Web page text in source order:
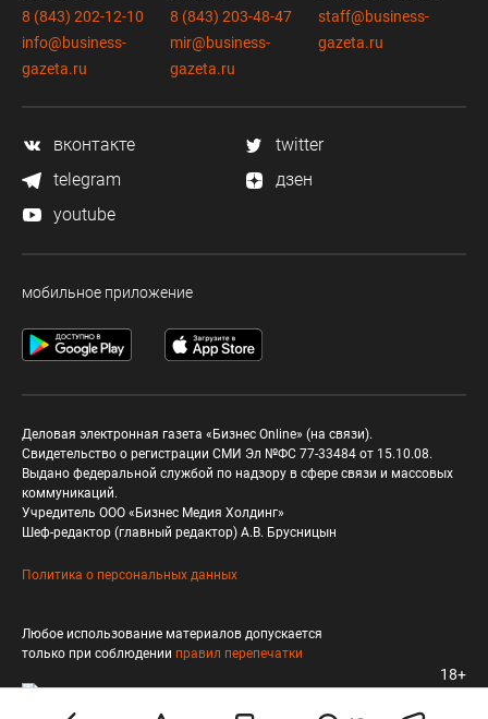
8 (843) 202-12-10
info@business-
gazeta.ru
8 (843) 203-48-47
mir@business-
gazeta.ru
staff@business-
gazeta.ru
вконтакте
twitter
telegram
дзен
youtube
мобильное приложение
Деловая электронная газета «Бизнес Online» (на связи).
Свидетельство о регистрации СМИ Эл №ФС 77-33484 от 15.10.08.
Выдано федеральной службой по надзору в сфере связи и массовых
коммуникаций.
Учредитель ООО «Бизнес Медия Холдинг»
Шеф-редактор (главный редактор) А.В. Брусницын
Политика о персональных данных
Любое использование материалов допускается
только при соблюдении правил перепечатки
18+